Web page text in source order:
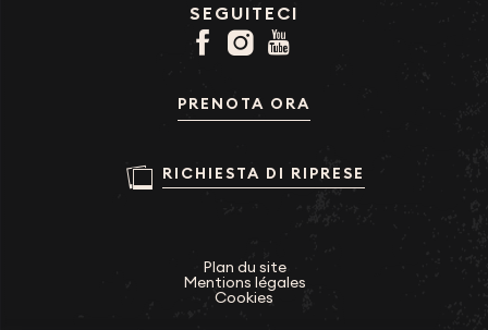
SEGUITECI
PRENOTA ORA
RICHIESTA DI RIPRESE
Plan du site
Mentions légales
Cookies